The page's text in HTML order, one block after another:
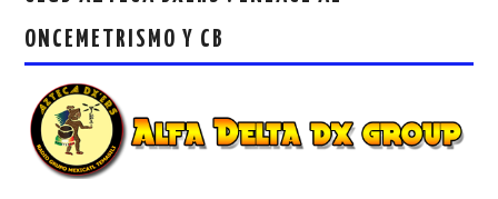
ONCEMETRISMO Y CB